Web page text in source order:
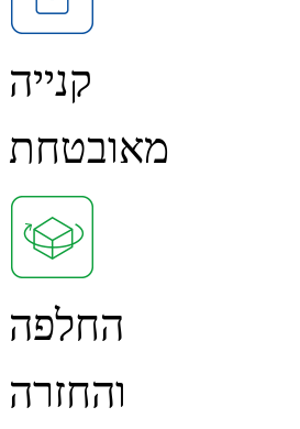
קנייה
מאובטחת
החלפה
והחזרה